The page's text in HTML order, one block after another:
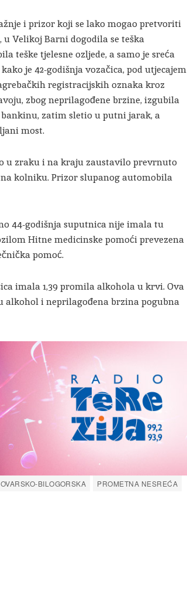
i prizor koji se lako mogao pretvoriti
u Velikoj Barni dogodila se teška
teške tjelesne ozljede, a samo je sreća
je 42-godišnja vozačica, pod utjecajem
registracijskih oznaka kroz
zbog neprilagođene brzine, izgubila
zatim sletio u putni jarak, a
most.
u zraku i na kraju zaustavilo prevrnuto
kolniku. Prizor slupanog automobila
44-godišnja suputnica nije imala tu
Hitne medicinske pomoći prevezena
pomoć.
imala 1,39 promila alkohola u krvi. Ova
alkohol i neprilagođena brzina pogubna
BILOGORSKA PROMETNA NESREĆA